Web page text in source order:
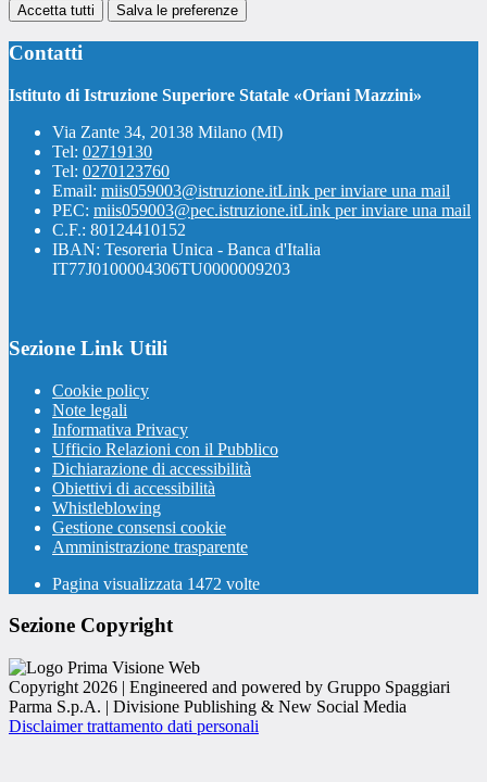
Accetta tutti Salva le preferenze
Contatti
Istituto di Istruzione Superiore Statale «Oriani Mazzini»
Via Zante 34, 20138 Milano (MI)
Tel: 02719130
Tel: 0270123760
Email: miis059003@istruzione.itLink per inviare una mail
PEC: miis059003@pec.istruzione.itLink per inviare una mail
C.F.: 80124410152
IBAN: Tesoreria Unica - Banca d'Italia
IT77J0100004306TU0000009203
Sezione Link Utili
Cookie policy
Note legali
Informativa Privacy
Ufficio Relazioni con il Pubblico
Dichiarazione di accessibilità
Obiettivi di accessibilità
Whistleblowing
Gestione consensi cookie
Amministrazione trasparente
Pagina visualizzata 1472 volte
Sezione Copyright
Copyright 2026 | Engineered and powered by Gruppo Spaggiari
Parma S.p.A. | Divisione Publishing & New Social Media
Disclaimer trattamento dati personali